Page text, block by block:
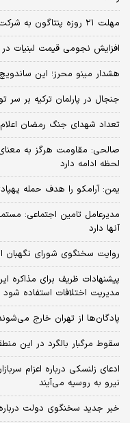
مهلت ۲۱ روزه پنتاگون به شرکت‌های دفاعی برای تسریع در تحویل سلاح
افزایش نجومی قیمت لبنیات
هشدار مینو محرز؛ این
جنجال در پارلمان ترکیه بر سر
تعداد شهدای جنگ رمضان
صالحی: مقاومت هرگز به
لحظه ادامه دارد
یمن: آرامکو را هدف حمله
مدیرعامل تامین اجتماعی:
آنها دارد
روایت سخنگوی شورای نگهبان از حمله
پیشنهادات ظریف برای مذاکره
مدیریت اختلافات استفاده شود
پادگان‌ها از تهران خارج
سقوط مرگبار بالگرد در این منطقه/ 4 نفر جان
نیرو به روسیه می‌آیند
خبر جدید سخنگوی دولت